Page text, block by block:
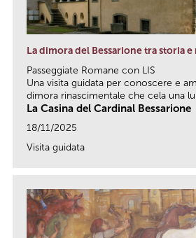
La dimora del Bessarione tra storia
Passeggiate Romane con LIS
Una visita guidata per conoscere e
dimora rinascimentale che cela una
La Casina del Cardinal Bessarione
18/11/2025
Visita guidata